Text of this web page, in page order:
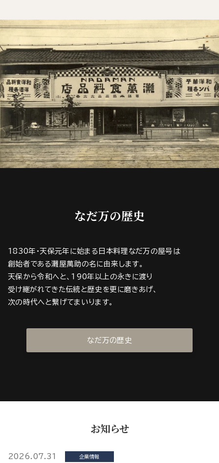
なだ万の歴史
1830年・天保元年に始まる日本料理なだ万の屋号は
創始者である灘屋萬助の名に由来します。
天保から令和へと、190年以上の永きに渡り
受け継がれてきた伝統と歴史を更に磨きあげ、
次の時代へと繋げてまいります。
なだ万の歴史
お知らせ
2026.07.31 企業情報